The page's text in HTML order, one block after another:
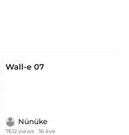
Wall-e 07
Nünüke
7612 views 16 éve